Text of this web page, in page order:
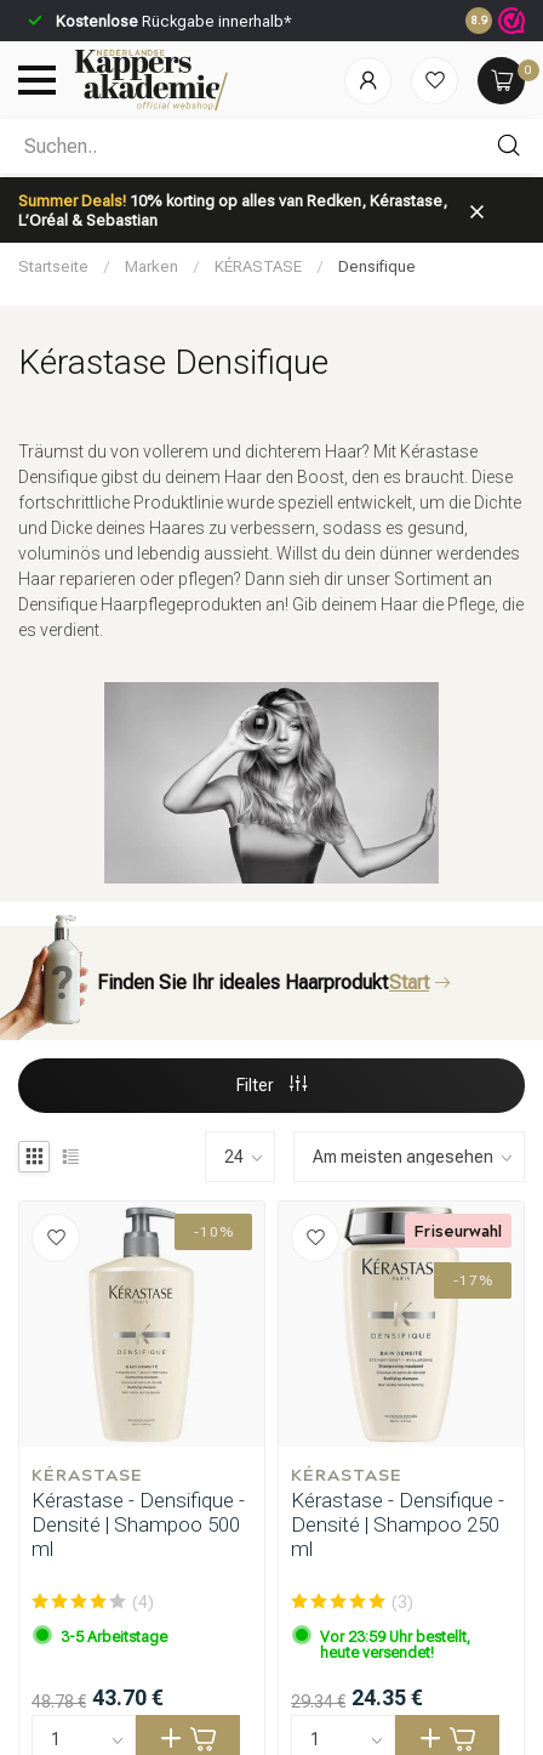
Kostenlose Rückgabe innerhalb* Vor 23:59
8.9
0
Summer Deals! 10% korting op alles van Redken, Kérastase,
L’Oréal & Sebastian
Nach welcher Kategorie suchst du?
Startseite / Marken / KÉRASTASE / Densifique
Kérastase Densifique
Träumst du von vollerem und dichterem Haar? Mit Kérastase
Densifique gibst du deinem Haar den Boost, den es braucht. Diese
fortschrittliche Produktlinie wurde speziell entwickelt, um die Dichte
und Dicke deines Haares zu verbessern, sodass es gesund,
voluminös und lebendig aussieht. Willst du dein dünner werdendes
Haar reparieren oder pflegen? Dann sieh dir unser Sortiment an
Densifique Haarpflegeprodukten an! Gib deinem Haar die Pflege, die
es verdient.
Finden Sie Ihr ideales HaarproduktStart
Filter
-10%
KÉRASTASE
Kérastase - Densifique -
Densité | Shampoo 500
ml
(4)
3-5 Arbeitstage
48.78 € 43.70 €
-17%
KÉRASTASE
Kérastase - Densifique -
Densité | Shampoo 250
ml
(3)
Vor 23:59 Uhr bestellt,
heute versendet!
29.34 € 24.35 €
Friseurwahl